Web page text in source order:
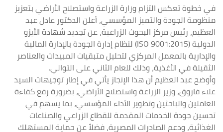
في خطوة تعكس التزام وزارة الزراعة واستصلاح الأراضي بتعزيز
منظومة الجودة والتميز المؤسسي، أعلن الدكتور عادل عبد
العظيم، رئيس مركز البحوث الزراعية، عن تجديد شهادة الأيزو
الدولية (ISO 9001:2015) لنظام إدارة الجودة بالإدارة المالية
والإدارية بالمعمل المركزي لتحليل متبقيات المبيدات والعناصر
الثقيلة في الأغذية، وذلك للعام الثاني على التوالي.
وأوضح عبد العظيم أن هذا الإنجاز يأتي في إطار توجيهات السيد
علاء فاروق، وزير الزراعة واستصلاح الأراضي، بضرورة رفع كفاءة
العاملين والباحثين وتطوير الأداء المؤسسي، بما يسهم في
تحسين جودة الخدمات المقدمة للقطاع الزراعي والصناعات
الغذائية، ودعم الصادرات المصرية، فضلاً عن حماية المستهلك